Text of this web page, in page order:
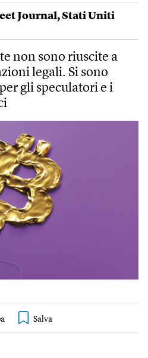
Journal,Stati Uniti
non sono riuscite a
legali. Si sono
gli speculatori e i